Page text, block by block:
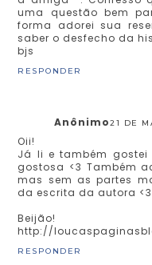
uma questão bem
forma adorei sua
saber o desfecho da
bjs
RESPONDER
Anônimo21 DE
Oii!
Já li e também gostei
gostosa <3 Também
mas sem as partes
da escrita da autora
Beijão!
http://
RESPONDER